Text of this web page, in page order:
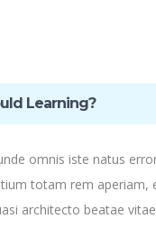
Learning?
omnis iste natus
totam rem aperiam,
architecto beatae vitae